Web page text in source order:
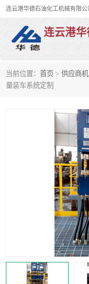
当前位置： 首页 > 供应商机
量装车系统定制
陆用流体装卸臂
紧急脱离干式接头
浮动出油装置